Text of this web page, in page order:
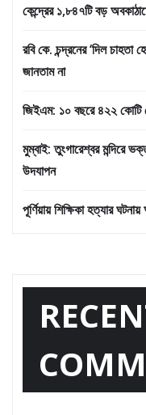
কেন্দ্রের ১,৮৪৭টি বড়
রবি কে. চন্দ্রনের ‘দিল চাহতা
জানতাম না
জিইএম: ১০ বছরে ৪২২ কোটি
মুম্বাই: তুংগারেশ্বর মন্দিরে
উদযাপন
পূর্ণিয়ায় শিক্ষিকা হত্যার